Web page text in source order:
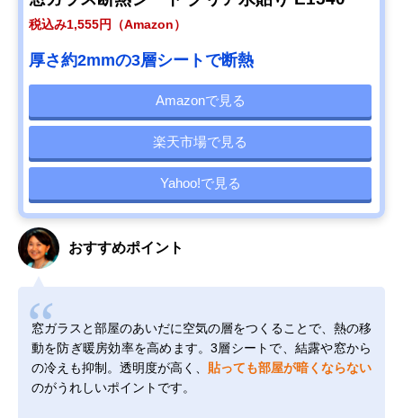
税込み1,555円（Amazon）
厚さ約2mmの3層シートで断熱
Amazonで見る
楽天市場で見る
Yahoo!で見る
おすすめポイント
窓ガラスと部屋のあいだに空気の層をつくることで、熱の移
動を防ぎ暖房効率を高めます。3層シートで、結露や窓から
の冷えも抑制。透明度が高く、 貼っても部屋が暗くならない
のがうれしいポイントです。